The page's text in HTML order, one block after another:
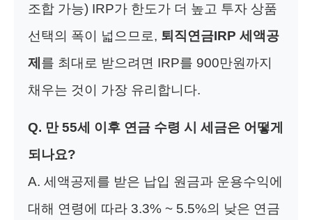
조합 가능) IRP가 한도가 더 높고 투자 상품
선택의 폭이 넓으므로, 퇴직연금IRP 세액공
제 를 최대로 받으려면 IRP를 900만원까지
채우는 것이 가장 유리합니다.
Q. 만 55세 이후 연금 수령 시 세금은 어떻게
되나요?
A. 세액공제를 받은 납입 원금과 운용수익에
대해 연령에 따라 3.3% ~ 5.5%의 낮은 연금